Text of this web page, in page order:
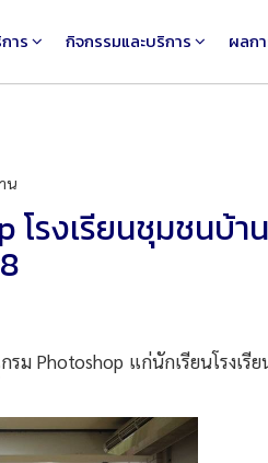
าร กิจกรรมและบริการ ผลก
น
โรงเรียนชุมชนบ้
Photoshop แก่นักเรียนโรงเรี